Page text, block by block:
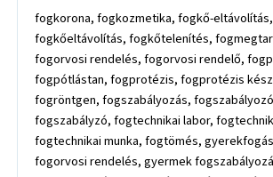
fogkorona, fogkozmetika, fogkő-eltávolítás, fogkőeltávolítás, fogkőtelenítés, fogmegtartó kezelés, fogorvosi rendelés, fogorvosi rendelő, fogpótlás, fogpótlástan, fogprotézis, fogprotézis készítés, fogröntgen, fogszabályozás, fogszabályozó kezelés, fogszabályzó, fogtechnikai labor, fogtechnikai laboratórium, fogtechnikai munka, fogtömés, gyerekfogászat, gyermek fogorvosi rendelés, gyermek fogszabályozás, gyermekfogászat, gyökérkezelés, gyökértömés, ideiglenes fogtömés, implantációs fog, implantálás, implantátum, implantátum beültetés, implantátum minőségellenőrzés, implantátum pótlás, implantátumos fogmű, implantológia, intraorális diagnosztika, kerámia korona, kerámia protézis, kezelés altatásban, kivehető fogpótlás, kivehető fogszabályzó, konzerváló fogászat, nemesfém fogpótlás, öntött fogkorona, plasztikus fogtömés, prevenciós program, prevenciós tanácsadás, professzionális fogfehérítés, protézis, ragasztott fogszabályzó, részleges protetika, rögzített fogszabályzó, röntgenanalitika, röntgendiagnosztika, szájhigiéné, szájhigiénés kezelés, szájhigiénés tanácsadás, szájhigiénia, szájhigiéniás kezelés, szájsebészeti ellátás, szájsebészeti kezelés, szájsebészeti kisműtét, szájsebészeti műtét, tejfogszuvasodás kezelés, teljes fogpótlás, teljes fogprotézis, teljes körű fogászati ellátás, teljes protetika, ultrahangos fogkő-eltávolítás, ultrahangos fogkőeltávolítás, VIP kezelés, esztétikai fogászati kezelés, esztétikai fogpótlás, esztétikai fogtömés, esztétikai pótlás, fájdalommentes fogászat, fájdalommentes fogászati ellátás, fájdalommentes fogászati kezelés, fájdalommentes fogorvosi kezelés, fájdalommentes kezelés, fájdalommentes kezelés ózonnal, felnőtt fogszabályozás, fém fogszabályzó, fémkerámia korona, fémlemezes fogpótlás, fémváz nélküli fogpótlás, fémvázas fogpótlás, fix fogpótlás, fix fogprotézis, fogászat altatásban, fogászati ellátás, fogászati ellátás altatásban, fogászati implantátum, fogászati kezelés altatásban, fogászati rendelés, fogászati szolgáltatás, fogékszer felhelyezés, fogfehérítés, fogfúrás altatásban, foghúzás, foghúzás, altatásban fogászat, altatásban végzett fogászat, altatásban végzett kezelés, altatásos fogászat, ambuláns betegellátás, ambuláns ellátás, ambuláns járóbeteg-ellátás, ambuláns kezelés, ambuláns műtét, ambuláns rendelés, általános fogászat, általános fogászati szolgáltatás, barázdazárás, bölcsességfog ellátása, bölcsességfog eltávolítás, bölcsességfog felszabadítás, dentálhigiénia, depurálás, endodontiai anyag, endodontiai eszköz, endodontológia, esztétikai fogászat, magánfogorvos VI.kerület, állapotfelmérés Budapest 6 kerület, szájvizsgálat Budapest 6 kerület, kezelési terv Budapest 6 kerület, kontroll szájvizsgálat Budapest 6 kerület, fogkő eltávolítás Budapest 6 kerület, fogfehérítés Budapest 6 kerület, dentalhigiene Budapest 6 kerület, fogkő eltávolítás Budapest 6 kerület, subgiginális küret Budapest 6 kerület, íny alatti tisztítás Budapest 6 kerület, otthoni fogfehérítés Budapest 6 kerület, fényrekötő tömés Budapest 6 kerület, gyökérkezelés Budapest 6 kerület, műanyag inlay Budapest 6 kerület, porcelán inlay Budapest 6 kerület, arany inlay Budapest 6 kerület, aranykerámia inlay Budapest 6 kerület, galvánarany inlay porcelán leplezéssel Budapest 6 kerület, fogpótlások Budapest 6 kerület, ideiglenes korona Budapest 6 kerület, fémmentes porcelán korona Budapest 6 kerület, cirkon korona Budapest 6 kerület, porcelán héj Budapest 6 kerület, kivehető fogpótlások Budapest 6 kerület, teljes fogsor műanyag fogakkal Budapest 6 kerület, teljes fogsor porcelán fogakkal Budapest 6 kerület, fog javítások Budapest 6 kerület, fog alábélelés Budapest 6 kerület, szájsebészet Budapest 6 kerület, fog extractio Budapest 6 kerület, foghúzás Budapest 6 kerület, fog extactio feltárásból Budapest 6 kerület, fogbeültetés Budapest 6 kerület, implantálás Budapest 6 kerület, fog dentis implantálás Budapest 6 kerület, fog implantátum felépítmény Budapest 6 kerület, általános fogászat Budapest 6 kerület, amalgám csere Budapest 6 kerület, amalgámtömés cseréje Budapest 6 kerület, ambuláns fogászati ellátás Budapest 6 kerület, barázdazárás Budapest 6 kerület, beragasztott fogpótlás Budapest 6 kerület, bölcsességfog ellátása Budapest 6 kerület, bölcsességfog eltávolítás Budapest 6 kerület, cirkon korona Budapest 6 kerület, cirkon pótlás Budapest 6 kerület, cirkónium korona Budapest 6 kerület, csapos fog Budapest 6 kerület, éjszakai fogszabályozás Budapest 6 kerület, érzékeny fogfelszín kezelés Budapest 6 kerület, esztétikai fogászat Budapest 6 kerület, esztétikai fogpótlás Budapest 6 kerület, esztétikai fogszabályozás Budapest 6 kerület, esztétikai fogtömés Budapest 6 kerület, esztétikai pótlás Budapest 6 kerület, esztétikai tömés Budapest 6 kerület, esztétikus fogpótlás Budapest 6 kerület, esztétikus korona Budapest 6 kerület, esztétikus pótlás Budapest 6 kerület, esztétikus tömés Budapest 6 kerület, fájdalommentes fogászat Budapest 6 kerület, fájdalommentes fogászati kezelés Budapest 6 kerület, fehér fog Budapest 6 kerület, fehér tömés Budapest 6 kerület, felnőtt fogászat Budapest 6 kerület, felnőtt fogorvos Budapest 6 kerület, fémmentes esztétikus fogpótlás Budapest 6 kerület, fényrekötő esztétikus tömítés Budapest 6 kerület, fényrekötő tömés Budapest 6 kerület, fogászati magánrendelés Budapest 6 kerület, fogászati magánrendelő Budapest 6 kerület, fogászati rendelés Budapest 6 kerület, fogászati rendelő Budapest 6 kerület, fogászati szakrendelés Budapest 6 kerület, fogfehérítés Budapest 6 kerület, fogfúrás Budapest 6 kerület, foghiány pótlása Budapest 6 kerület, foghúzás Budapest 6 kerület, fogideg kezelés Budapest 6 kerület, fogínygyulladás Budapest 6 kerület, fogínygyulladás kezelés Budapest 6 kerület, fogkőeltávolítás Budapest 6 kerület, fogkorrekció Budapest 6 kerület, fogkőtelenítés Budapest 6 kerület, fognyaki érzékenység kezelése Budapest 6 kerület, fogorvosi ellátás Budapest 6 kerület, fogorvosi kezelés Budapest 6 kerület, fogorvosi rendelés Budapest 6 kerület, fogorvosi szakellátás Budapest 6 kerület, fogpótlás Budapest 6 kerület, fogprotézis Budapest 6 kerület, fogprotézis készítés Budapest 6 kerület, fogsor Budapest 6 kerület, fogsorjavítás Budapest 6 kerület, fogsorkészítés Budapest 6 kerület, fogszakorvosi ellátás Budapest 6 kerület, fogtömés csere Budapest 6 kerület, gyökérkezelés Budapest 6 kerület, kismama fogászat Budapest 6 kerület, teljes körű fogászati ellátás Budapest 6 kerület, fogkozmetika Budapest VI kerület, fogkő teljes körű eltávolítása Budapest VI kerület, fogkő-eltávolítás Budapest VI kerület, fogorvos Budapest VI kerület, fogorvos Budapest VI kerület, fogászat Budapest VI kerület, fogorvosi magánrendelő Budapest VI kerület, fogorvosi rendelés Budapest VI kerület, fogorvosi rendelő Budapest VI kerület, fogorvosi szakellátás Budapest VI kerület, fogkozmetika Terézváros, fogkő teljes körű eltávolítása Terézváros, fogkő-eltávolítás Terézváros, fogorvos Terézváros, fogorvos Terézváros, fogászat Terézváros, fogorvosi magánrendelő Terézváros, fogorvosi rendelés Terézváros, fogorvosi rendelő Terézváros, fogorvosi szakellátás Terézváros, Helbo lézerterápia Budapest 6 kerület, háromdimenziós digitális röntgenleképezés Budapest 6 kerület, 3D digitális röntgenleképezés Budapest 6 kerület, Cone Beam CT Budapest 6 kerület, gyermekfogászat Budapest 6 kerület, gyökérkezelés Budapest 6 kerület, gyökértömés Budapest 6 kerület, amalgám tömések cseréje Budapest 6 kerület, esztétikus tömések Budapest 6 kerület, Helbo lézerterápia Terézváros, háromdimenziós digitális röntgenleképezés Terézváros, 3D digitális röntgenleképezés Terézváros, Cone Beam CT Terézváros, gyermekfogászat Terézváros, gyökérkezelés Terézváros, gyökértömés Terézváros, amalgám tömések cseréje Terézváros, esztétikus tömések Terézváros, fogkorona Terézváros, fogkozmetika Terézváros, fogkő-eltávolítás Terézváros, fogkőeltávolítás Terézváros, fogkőtelenítés Terézváros, fogmegtartó kezelés Terézváros, fogorvosi rendelés Terézváros, fogorvosi rendelő Terézváros, fogpótlás Terézváros, fogpótlástan Terézváros, fogprotézis Terézváros, fogprotézis készítés Terézváros, fogröntgen Terézváros, fogszabályozás Terézváros, fogszabályozó kezelés Terézváros, fogszabályzó Terézváros, fogtechnikai labor Terézváros, fogtechnikai laboratórium Terézváros, fogtechnikai munka Terézváros, fogtömés Terézváros, gyerekfogászat Terézváros, gyermek fogorvosi rendelés Terézváros, gyermek fogszabályozás Terézváros, gyermekfogászat Terézváros, gyökérkezelés Terézváros, gyökértömés Terézváros, ideiglenes fogtömés Terézváros, implantációs fog Terézváros, implantálás Terézváros, implantátum Terézváros, implantátum beültetés Terézváros, implantátum minőségellenőrzés Terézváros, implantátum pótlás Terézváros, implantátumos fogmű Terézváros, implantológia Terézváros, intraorális diagnosztika Terézváros, kerámia korona Terézváros, kerámia protézis Terézváros, kezelés altatásban Terézváros, kivehető fogpótlás Terézváros, kivehető fogszabályzó Terézváros, konzerváló fogászat Terézváros, nemesfém fogpótlás Terézváros, öntött fogkorona Terézváros, plasztikus fogtömés Terézváros, prevenciós program Terézváros, prevenciós tanácsadás Terézváros, professzionális fogfehérítés Terézváros, protézis Terézváros, ragasztott fogszabályzó Terézváros, részleges protetika Terézváros, rögzített fogszabályzó Terézváros, röntgenanalitika Terézváros, röntgendiagnosztika Terézváros, szájhigiéné Terézváros, szájhigiénés kezelés Terézváros, szájhigiénés tanácsadás Terézváros, szájhigiénia Terézváros, szájhigiéniás kezelés Terézváros, szájsebészeti ellátás Terézváros, szájsebészeti kezelés Terézváros, szájsebészeti kisműtét Terézváros, szájsebészeti műtét Terézváros, tejfogszuvasodás kezelés Terézváros, teljes fogpótlás Terézváros, teljes fogprotézis Terézváros, teljes körű fogászati ellátás Terézváros, teljes protetika Terézváros, ultrahangos fogkő-eltávolítás Terézváros, ultrahangos fogkőeltávolítás Terézváros, VIP kezelés Terézváros, esztétikai fogászati kez